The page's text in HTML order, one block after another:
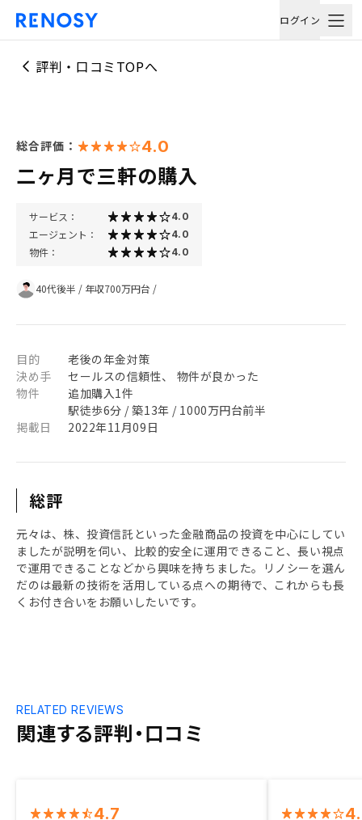
ログイン
評判・口コミTOPへ
総合評価： 4.0
二ヶ月で三軒の購入
サービス： 4.0
エージェント： 4.0
物件： 4.0
40代後半 / 年収700万円台 /
目的
老後の年金対策
決め手
セールスの信頼性、 物件が良かった
物件
追加購入1件
駅徒歩6分 / 築13年 / 1000万円台前半
掲載日
2022年11月09日
総評
元々は、株、投資信託といった金融商品の投資を中心にしてい
ましたが説明を伺い、比較的安全に運用できること、長い視点
で運用できることなどから興味を持ちました。リノシーを選ん
だのは最新の技術を活用している点への期待で、これからも長
くお付き合いをお願いしたいです。
関連する評判・口コミ
RELATED REVIEWS
4.7